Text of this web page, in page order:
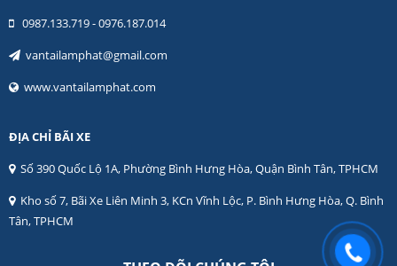
0987.133.719 - 0976.187.014
vantailamphat@gmail.com
www.vantailamphat.com
ĐỊA CHỈ BÃI XE
Số 390 Quốc Lộ 1A, Phường Bình Hưng Hòa, Quận Bình Tân, TPHCM
Kho số 7, Bãi Xe Liên Minh 3, KCn Vĩnh Lộc, P. Bình Hưng Hòa, Q. Bình
Tân, TPHCM